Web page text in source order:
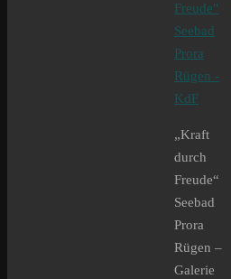
„Kraft
durch
Freude“
Seebad
Prora
Rügen –
Galerie